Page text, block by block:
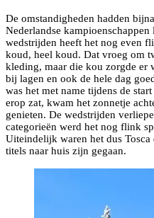
De omstandigheden hadden
Nederlandse
wedstrijden heeft het nog even
koud, heel koud. Dat vroeg om
kleding, maar die kou zorgde er
bij lagen en ook de hele dag
was het met name tijdens de
erop zat, kwam het zonnetje
genieten. De wedstrijden
categorieën werd het nog flink
Uiteindelijk waren het dus
titels naar huis zijn gegaan.